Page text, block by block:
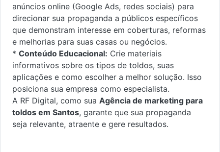
anúncios online (Google Ads, redes sociais) para
direcionar sua propaganda a públicos específicos
que demonstram interesse em coberturas, reformas
e melhorias para suas casas ou negócios.
* Conteúdo Educacional: Crie materiais
informativos sobre os tipos de toldos, suas
aplicações e como escolher a melhor solução. Isso
posiciona sua empresa como especialista.
A RF Digital, como sua Agência de marketing para
toldos em Santos, garante que sua propaganda
seja relevante, atraente e gere resultados.